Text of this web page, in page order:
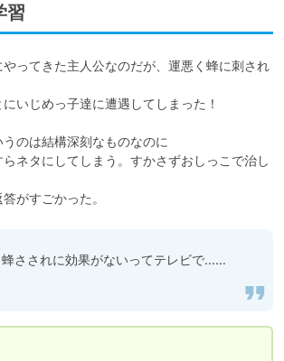
習
ってきた主人公なのだが、運悪く蜂に刺され
いじめっ子達に遭遇してしまった！
のは結構深刻なものなのに
ネタにしてしまう。すかさずおしっこで治し
蜂さされに効果がないってテレビで……